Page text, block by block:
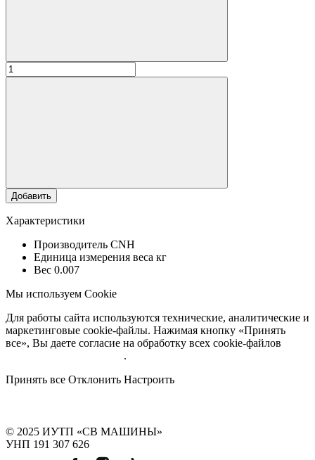
Добавить
Характеристики
Производитель CNH
Единица измерения веса кг
Вес 0.007
Мы используем Cookie
Для работы сайта используются технические, аналитические и
маркетинговые cookie-файлы. Нажимая кнопку «Принять
все», Вы даете согласие на обработку всех cookie-файлов
.
Принять все Отклонить Настроить
© 2025 ИУТП «СВ МАШИНЫ»
УНП 191 307 626